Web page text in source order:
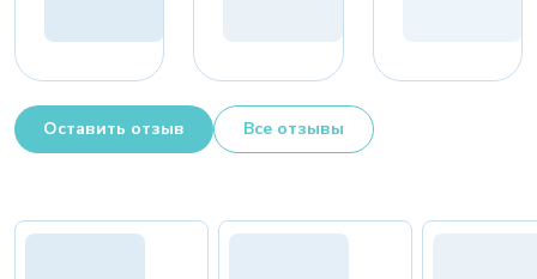
Оставить отзыв Все отзывы